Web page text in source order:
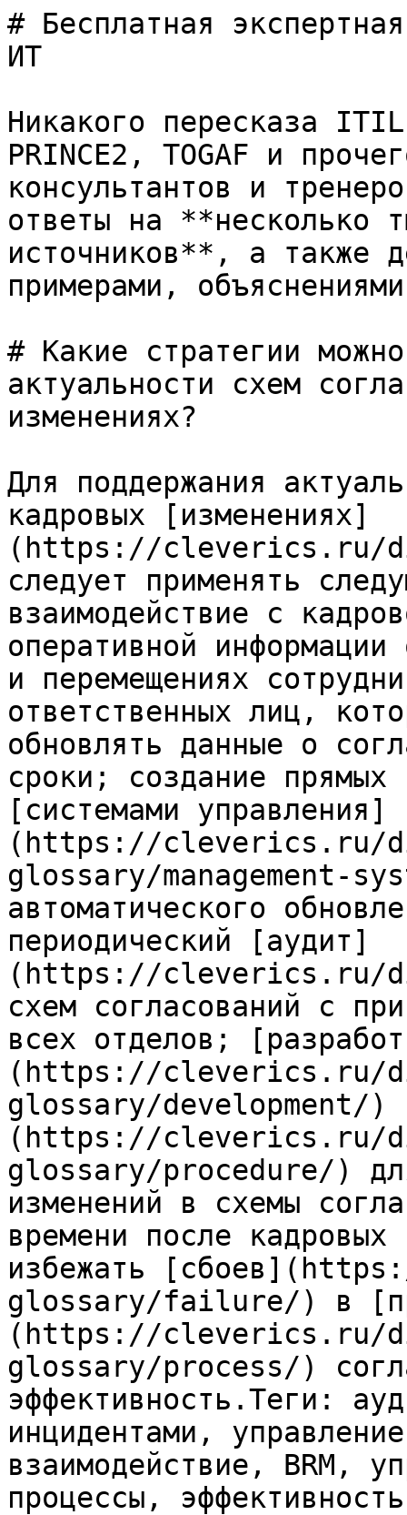
# Бесплатная
ИТ
Никакого пересказа
PRINCE2, TOGAF и
консультантов и
ответы на **несколько
источников**, а также
примерами,
# Какие стратегии
актуальности схем
изменениях?
Для поддержания
кадровых [изменениях]
(https://cleverics.ru/
следует применять
взаимодействие с
оперативной
и перемещениях
ответственных лиц,
обновлять данные о
сроки; создание прямых
[системами управления]
(https://cleverics.ru/
glossary/management-
автоматического
периодический [аудит]
(https://cleverics.ru/
схем согласований с
всех отделов;
(https://cleverics.ru/
glossary/development/)
(https://cleverics.ru/
glossary/procedure/)
изменений в схемы
времени после
избежать
glossary/failure/) в
(https://cleverics.ru/
glossary/process/)
эффективность.Теги:
инцидентами,
взаимодействие, BRM,
процессы,